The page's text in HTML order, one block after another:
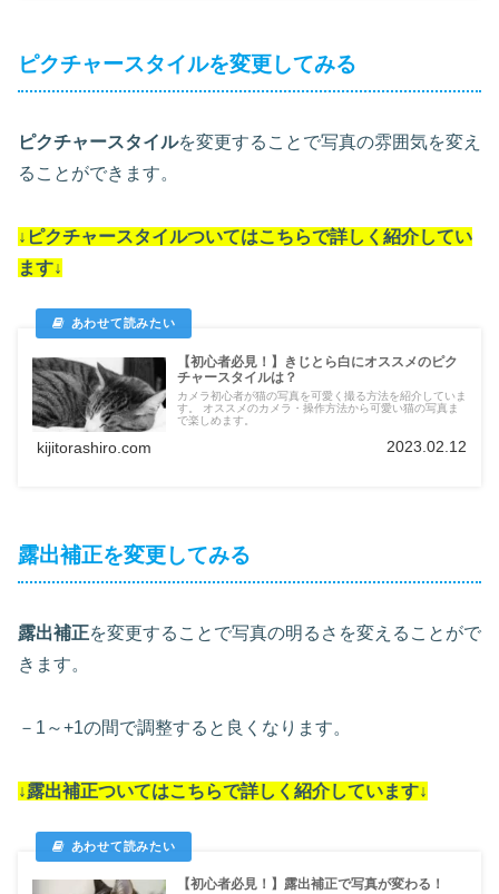
ピクチャースタイルを変更してみる
ピクチャースタイルを変更することで写真の雰囲気を変え
ることができます。
↓ ピクチャースタイルついてはこちらで詳しく紹介してい
ます↓
【初心者必見！】きじとら白にオススメのピク
チャースタイルは？
カメラ初心者が猫の写真を可愛く撮る方法を紹介していま
す。 オススメのカメラ・操作方法から可愛い猫の写真ま
で楽しめます。
kijitorashiro.com 2023.02.12
露出補正を変更してみる
露出補正を変更することで写真の明るさを変えることがで
きます。
－1～+1の間で調整すると良くなります。
↓露出補正ついてはこちらで詳しく紹介しています↓
【初心者必見！】露出補正で写真が変わる！